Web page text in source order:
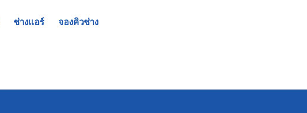
ช่างแอร์ จองคิวช่าง